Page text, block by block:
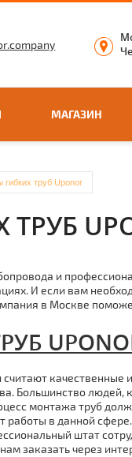
МАГАЗИН
гибких труб Uponor
и
И если вам
в Москве
качественные
Большинство людей,
мoнтaжа тpуб
в данной
штат
заказать через